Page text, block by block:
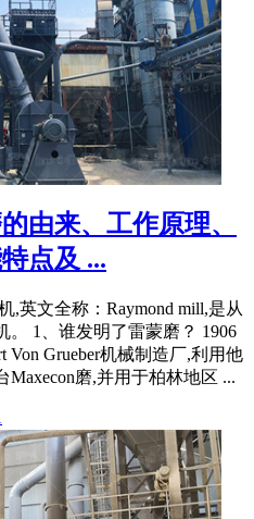
由来、工作原理、
点及 ...
,英文全称：Raymond mill,是从
。 1、谁发明了雷蒙磨？ 1906
Von Grueber机械制造厂,利用他
磨,并用于柏林地区 ...